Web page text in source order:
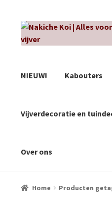
Ga
door
Ga
naar
NIEUW! Kabouters
Vijverdecoratie en
Over ons
Home Producten